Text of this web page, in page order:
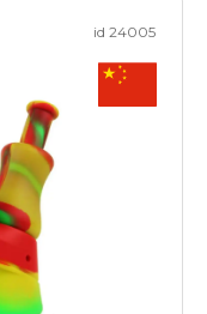
id 24005